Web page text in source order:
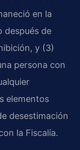
en la
después de
y (3)
persona con
elementos
desestimación
la Fiscalía.